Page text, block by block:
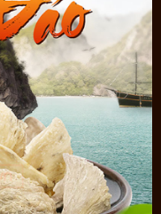
phục vụ sức khỏe cộng